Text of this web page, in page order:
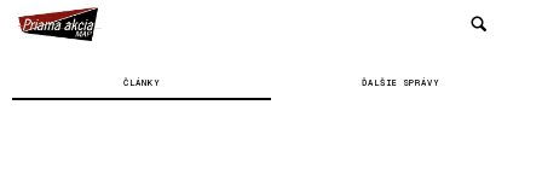
ČLÁNKY ĎALŠIE SPRÁVY